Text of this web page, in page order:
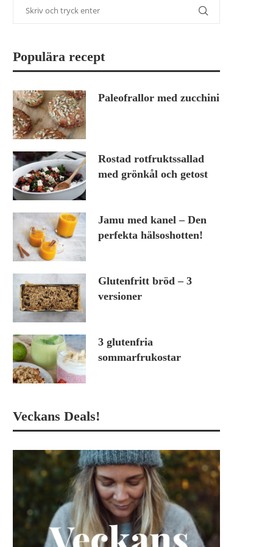
Populära recept
Paleofrallor med zucchini
Rostad rotfruktssallad
med grönkål och getost
Jamu med kanel – Den
perfekta hälsoshotten!
Glutenfritt bröd – 3
versioner
3 glutenfria
sommarfrukostar
Veckans Deals!